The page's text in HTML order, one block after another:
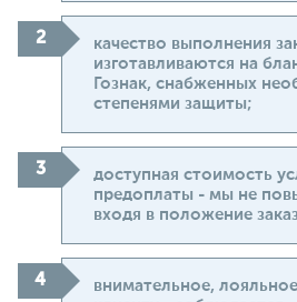
качество выполнения
изготавливаются на
Гознак, снабженных
степенями защиты;
доступная стоимость
предоплаты - мы не
входя в положение
внимательное,